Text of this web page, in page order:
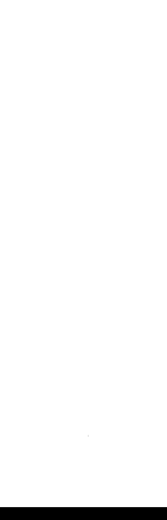
通常価格
€340.00